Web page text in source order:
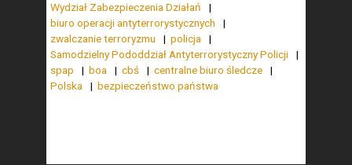
Wydział Zabezpieczenia Działań
biuro operacji antyterrorystycznych
zwalczanie terroryzmu
policja
Samodzielny Pododdział Antyterrorystyczny Policji
spap
boa cbś
centralne biuro śledcze
Polska
bezpieczeństwo państwa